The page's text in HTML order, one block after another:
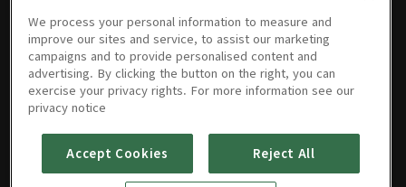
19회
08/27/2021 • 27분
20회 21회 22회 23회 24회
We process your personal information to measure and
improve our sites and service, to assist our marketing
campaigns and to provide personalised content and
advertising. By clicking the button on the right, you can
exercise your privacy rights. For more information see our
privacy notice
Accept Cookies Reject All